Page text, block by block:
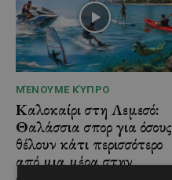
ΜΈΝΟΥΜΕ ΚΎΠΡΟ
Καλοκαίρι στη Λεμεσό:
Θαλάσσια σπορ για όσους
θέλουν κάτι περισσότερο
από μια μέρα στην